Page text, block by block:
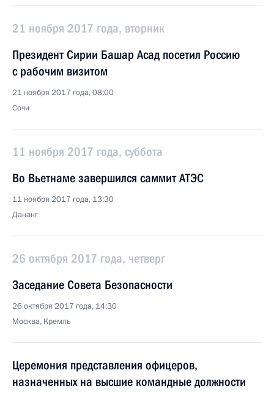
21 ноября 2017 года, вторник
Президент Сирии Башар Асад посетил Россию
с рабочим визитом
21 ноября 2017 года, 08:00
Сочи
11 ноября 2017 года, суббота
Во Вьетнаме завершился саммит АТЭС
11 ноября 2017 года, 13:30
Дананг
26 октября 2017 года, четверг
Заседание Совета Безопасности
26 октября 2017 года, 14:30
Москва, Кремль
Церемония представления офицеров,
назначенных на высшие командные должности